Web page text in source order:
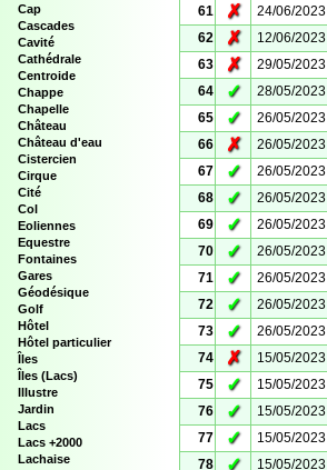
Cap
Cascades
Cavité
Cathédrale
Centroide
Chappe
Chapelle
Château
Château d'eau
Cistercien
Cirque
Cité
Col
Eoliennes
Equestre
Fontaines
Gares
Géodésique
Golf
Hôtel
Hôtel particulier
Îles
Îles (Lacs)
Illustre
Jardin
Lacs
Lacs +2000
Lachaise
61
✗ 24/06/2023
62
✗ 12/06/2023
63
✗ 29/05/2023
64
✓ 28/05/2023
65
✓ 26/05/2023
66
✗ 26/05/2023
67
✓ 26/05/2023
68
✓ 26/05/2023
69
✓ 26/05/2023
70
✓ 26/05/2023
71
✓ 26/05/2023
72
✓ 26/05/2023
73
✓ 26/05/2023
74
✗ 15/05/2023
75
✓ 15/05/2023
76
✓ 15/05/2023
77
✓ 15/05/2023
78
✓ 15/05/2023